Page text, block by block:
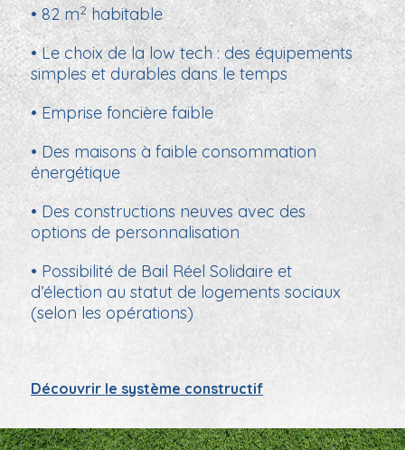
• 82 m2habitable
• Le choix de la low tech : des équipements
simples et durables dans le temps
• Emprise foncière faible
• Des maisons à faible consommation
énergétique
• Des constructions neuves avec des
options de personnalisation
• Possibilité de Bail Réel Solidaire et
d’élection au statut de logements sociaux
(selon les opérations)
Découvrir le système constructif